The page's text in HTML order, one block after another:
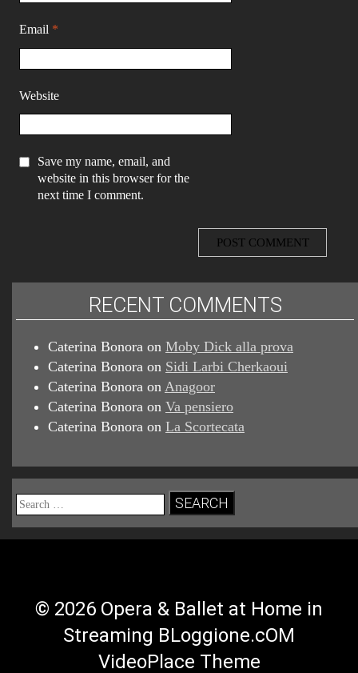
Email *
Website
Save my name, email, and
website in this browser for the
next time I comment.
RECENT COMMENTS
Caterina Bonora on Moby Dick alla prova
Caterina Bonora on Sidi Larbi Cherkaoui
Caterina Bonora on Anagoor
Caterina Bonora on Va pensiero
Caterina Bonora on La Scortecata
Search
for:
© 2026 Opera & Ballet at Home in
Streaming BLoggione.cOM
VideoPlace Theme